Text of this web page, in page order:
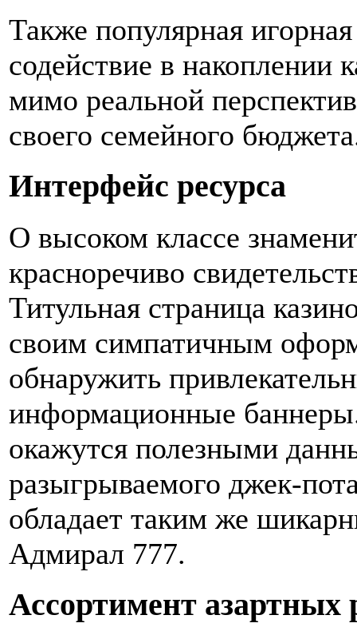
Также популярная
содействие в накоплении
мимо реальной
своего семейного
Интерфейс ресурса
О высоком классе
красноречиво
Титульная страница
своим симпатичным
обнаружить
информационные
окажутся полезными
разыгрываемого джек-
обладает таким же
Адмирал 777.
Ассортимент азартных